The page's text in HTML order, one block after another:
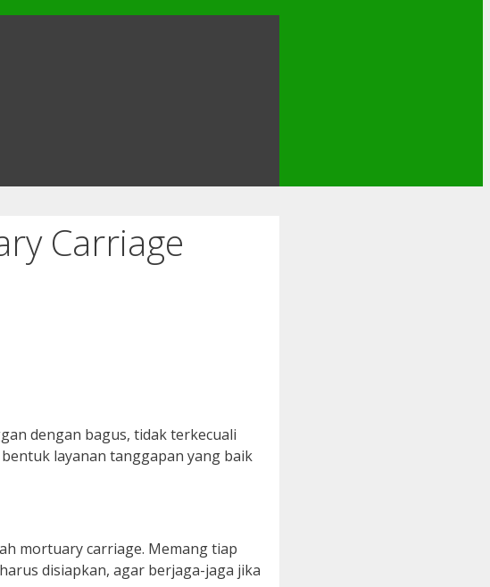
Carriage
dengan bagus, tidak terkecuali
layanan tanggapan yang baik
mortuary carriage. Memang tiap
disiapkan, agar berjaga-jaga jika